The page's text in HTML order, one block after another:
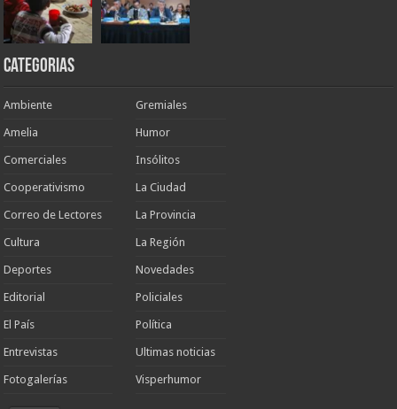
Categorias
Ambiente
Amelia
Comerciales
Cooperativismo
Correo de Lectores
Cultura
Deportes
Editorial
El País
Entrevistas
Fotogalerías
Gremiales
Humor
Insólitos
La Ciudad
La Provincia
La Región
Novedades
Policiales
Política
Ultimas noticias
Visperhumor